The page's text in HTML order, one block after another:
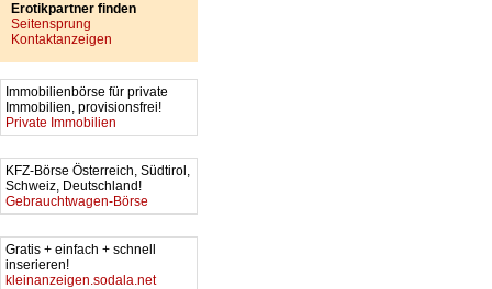
Erotikpartner finden
Seitensprung
Kontaktanzeigen
Immobilienbörse für private
Immobilien, provisionsfrei!
Private Immobilien
KFZ-Börse Österreich, Südtirol,
Schweiz, Deutschland!
Gebrauchtwagen-Börse
Gratis + einfach + schnell
inserieren!
kleinanzeigen.sodala.net